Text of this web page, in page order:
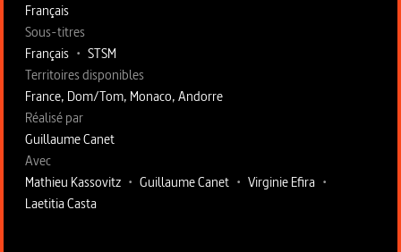
Français
Sous-titres
Français • STSM
Territoires disponibles
France, Dom/Tom, Monaco, Andorre
Fiche technique section droite
Réalisé par
Guillaume Canet
Avec
Mathieu Kassovitz • Guillaume Canet • Virginie Efira •
Laetitia Casta